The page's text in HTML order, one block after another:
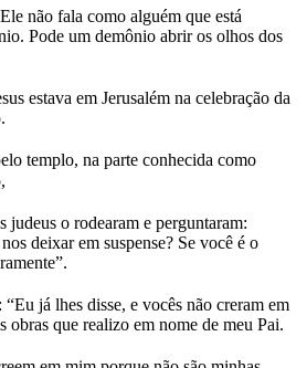
não fala como alguém que está
Pode um demônio abrir os olhos dos
estava em Jerusalém na celebração da
templo, na parte conhecida como
judeus o rodearam e perguntaram:
deixar em suspense? Se você é o
“Eu já lhes disse, e vocês não creram em
obras que realizo em nome de meu Pai.